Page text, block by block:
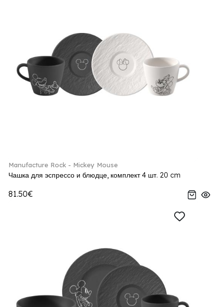
Manufacture Rock - Mickey Mouse
Чашка для эспрессо и блюдце, комплект 4 шт. 20 cm
81.50€